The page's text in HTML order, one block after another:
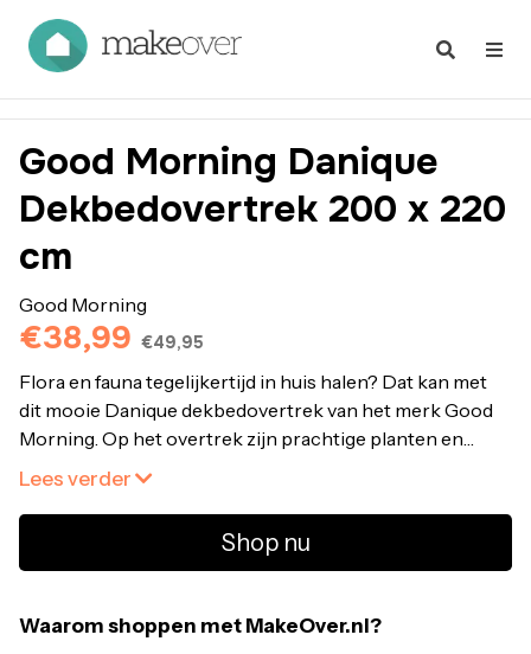
Good Morning Danique
Dekbedovertrek 200 x 220
cm
Good Morning
€38,99 €49,95
Flora en fauna tegelijkertijd in huis halen? Dat kan met
dit mooie Danique dekbedovertrek van het merk Good
Morning. Op het overtrek zijn prachtige planten en
dieren afgebeeld. Ideaal als je een jungletintje wilt
Danique Dekbedovertrek 200 x 220 cm online bij fonQ.
Alle Good Morning Dekbedovertrekken uit voorraad
Lees verder
Shop nu
Waarom shoppen met MakeOver.nl?